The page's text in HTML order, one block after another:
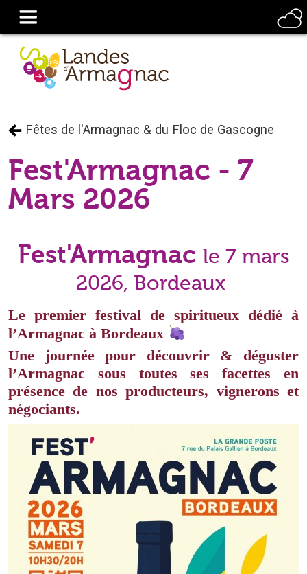
Fêtes de l'Armagnac & du Floc de Gascogne
Fest'Armagnac - 7
Mars 2026
Fest'Armagnac le 7 mars
2026, Bordeaux
Le premier festival de spiritueux dédié à
l’Armagnac à Bordeaux
Une journée pour découvrir & déguster
l’Armagnac sous toutes ses facettes en
présence de nos producteurs, vignerons et
négociants.